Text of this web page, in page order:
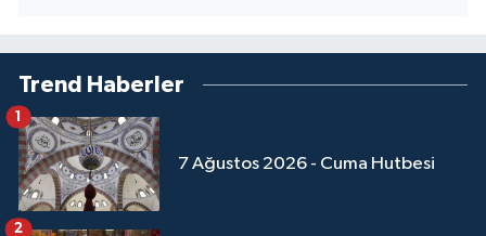
Trend Haberler
7 Ağustos 2026 - Cuma Hutbesi
1
2